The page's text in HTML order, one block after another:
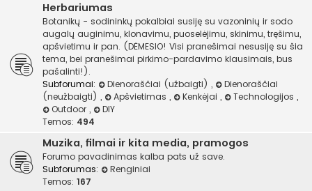
Herbariumas
Botanikų - sodininkų pokalbiai susiję su vazoninių ir sodo
augalų auginimu, klonavimu, puoselėjimu, skinimu, tręšimu,
apšvietimu ir pan. (DĖMESIO! Visi pranešimai nesusiję su šia
tema, bei pranešimai pirkimo-pardavimo klausimais, bus
pašalinti!).
Subforumai:
Dienoraščiai (užbaigti) ,
Dienoraščiai
(neužbaigti) , Apšvietimas , Kenkėjai , Technologijos ,
Outdoor ,
DIY
Temos: 494
Muzika, filmai ir kita media, pramogos
Forumo pavadinimas kalba pats už save.
Subforumas:
Renginiai
Temos: 167